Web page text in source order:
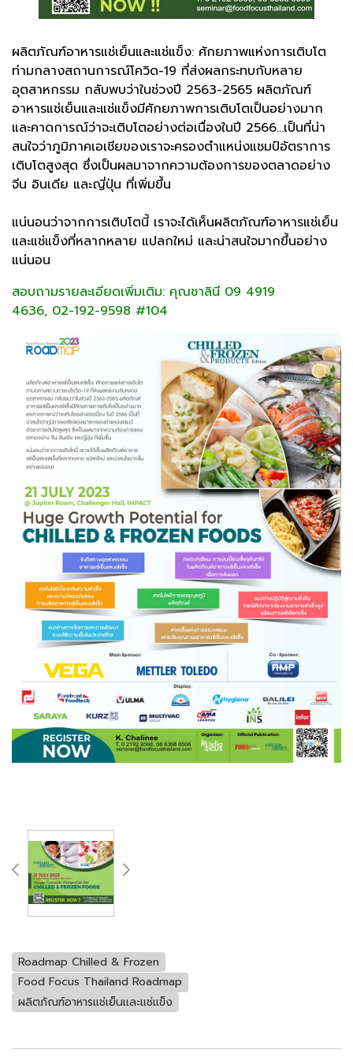
ผลิตภัณฑ์อาหารแช่เย็นและแช่แข็ง: ศักยภาพแห่งการเติบโต
ท่ามกลางสถานการณ์โควิด-19 ที่ส่งผลกระทบกับหลาย
อุตสาหกรรม กลับพบว่าในช่วงปี 2563-2565 ผลิตภัณฑ์
อาหารแช่เย็นและแช่แข็งมีศักยภาพการเติบโตเป็นอย่างมาก
และคาดการณ์ว่าจะเติบโตอย่างต่อเนื่องในปี 2566…เป็นที่น่า
สนใจว่าภูมิภาคเอเชียของเราจะครองตำแหน่งแชมป์อัตราการ
เติบโตสูงสุด ซึ่งเป็นผลมาจากความต้องการของตลาดอย่าง
จีน อินเดีย และญี่ปุ่น ที่เพิ่มขึ้น
แน่นอนว่าจากการเติบโตนี้ เราจะได้เห็นผลิตภัณฑ์อาหารแช่เย็น
และแช่แข็งที่หลากหลาย แปลกใหม่ และน่าสนใจมากขึ้นอย่าง
แน่นอน
สอบถามรายละเอียดเพิ่มเติม: คุณชาลินี 09 4919
4636, 02-192-9598 #104
Roadmap Chilled & Frozen
Food Focus Thailand Roadmap
ผลิตภัณฑ์อาหารแช่เย็นและแช่แข็ง